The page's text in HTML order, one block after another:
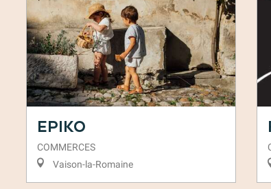
EPIKO
COMMERCES
Vaison-la-Romaine